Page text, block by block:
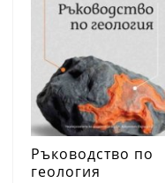
Ръководство по
геология